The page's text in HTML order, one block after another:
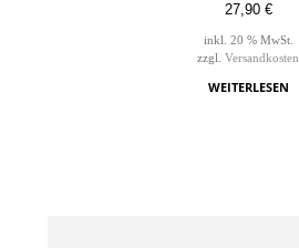
27,90 €
inkl. 20 % MwSt.
zzgl. Versandkosten
WEITERLESEN